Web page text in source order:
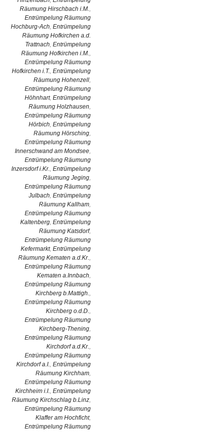
Räumung Hirschbach i.M.,
Entrümpelung Räumung
Hochburg-Ach, Entrümpelung
Räumung Hofkirchen a.d.
Trattnach, Entrümpelung
Räumung Hofkirchen i.M.,
Entrümpelung Räumung
Hofkirchen i.T., Entrümpelung
Räumung Hohenzell,
Entrümpelung Räumung
Höhnhart, Entrümpelung
Räumung Holzhausen,
Entrümpelung Räumung
Hörbich, Entrümpelung
Räumung Hörsching,
Entrümpelung Räumung
Innerschwand am Mondsee,
Entrümpelung Räumung
Inzersdorf i.Kr., Entrümpelung
Räumung Jeging,
Entrümpelung Räumung
Julbach, Entrümpelung
Räumung Kallham,
Entrümpelung Räumung
Kaltenberg, Entrümpelung
Räumung Katsdorf,
Entrümpelung Räumung
Kefermarkt, Entrümpelung
Räumung Kematen a.d.Kr.,
Entrümpelung Räumung
Kematen a.Innbach,
Entrümpelung Räumung
Kirchberg b.Mattigh.,
Entrümpelung Räumung
Kirchberg o.d.D.,
Entrümpelung Räumung
Kirchberg-Thening,
Entrümpelung Räumung
Kirchdorf a.d.Kr.,
Entrümpelung Räumung
Kirchdorf a.I., Entrümpelung
Räumung Kirchham,
Entrümpelung Räumung
Kirchheim i.I., Entrümpelung
Räumung Kirchschlag b.Linz,
Entrümpelung Räumung
Klaffer am Hochficht,
Entrümpelung Räumung